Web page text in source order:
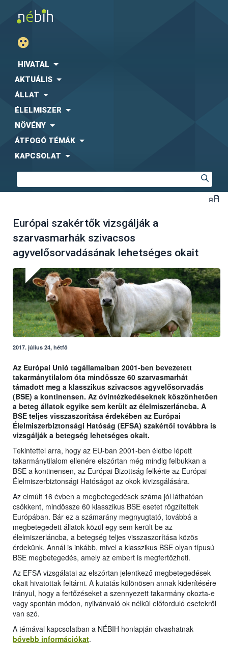
HIVATAL
AKTUÁLIS
ÁLLAT
ÉLELMISZER
NÖVÉNY
ÁTFOGÓ TÉMÁK
KAPCSOLAT
Európai szakértők vizsgálják a
szarvasmarhák szivacsos
agyvelősorvadásának lehetséges okait
2017. július 24, hétfő
Az Európai Unió tagállamaiban 2001-ben bevezetett
takarmánytilalom óta mindössze 60 szarvasmarhát
támadott meg a klasszikus szivacsos agyvelősorvadás
(BSE) a kontinensen. Az óvintézkedéseknek köszönhetően
a beteg állatok egyike sem került az élelmiszerláncba. A
BSE teljes visszaszorítása érdekében az Európai
Élelmiszerbiztonsági Hatóság (EFSA) szakértői továbbra is
vizsgálják a betegség lehetséges okait.
Tekintettel arra, hogy az EU-ban 2001-ben életbe lépett
takarmánytilalom ellenére elszórtan még mindig felbukkan a
BSE a kontinensen, az Európai Bizottság felkérte az Európai
Élelmiszerbiztonsági Hatóságot az okok kivizsgálására.
Az elmúlt 16 évben a megbetegedések száma jól láthatóan
csökkent, mindössze 60 klasszikus BSE esetet rögzítettek
Európában. Bár ez a számarány megnyugtató, továbbá a
megbetegedett állatok közül egy sem került be az
élelmiszerláncba, a betegség teljes visszaszorítása közös
érdekünk. Annál is inkább, mivel a klasszikus BSE olyan típusú
BSE megbetegedés, amely az embert is megfertőzheti.
Az EFSA vizsgálatai az elszórtan jelentkező megbetegedések
okait hivatottak feltárni. A kutatás különösen annak kiderítésére
irányul, hogy a fertőzéseket a szennyezett takarmány okozta-e
vagy spontán módon, nyilvánvaló ok nélkül előforduló esetekről
van szó.
A témával kapcsolatban a NÉBIH honlapján olvashatnak
bővebb információkat.